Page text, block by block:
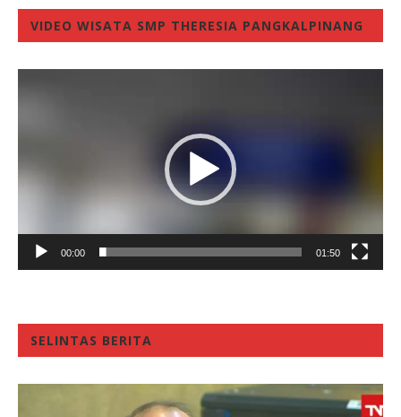
VIDEO WISATA SMP THERESIA PANGKALPINANG
00:00 01:50
SELINTAS BERITA